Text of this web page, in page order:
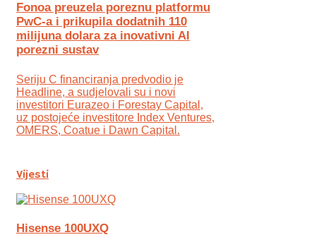
Fonoa preuzela poreznu platformu
PwC-a i prikupila dodatnih 110
milijuna dolara za inovativni AI
porezni sustav
Seriju C financiranja predvodio je
Headline, a sudjelovali su i novi
investitori Eurazeo i Forestay Capital,
uz postojeće investitore Index Ventures,
OMERS, Coatue i Dawn Capital.
Vijesti
Hisense 100UXQ